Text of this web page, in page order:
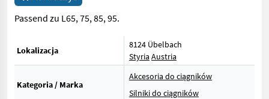
Passend zu L65, 75, 85, 95.
Lokalizacja
8124 Übelbach
Styria Austria
Kategoria / Marka
Akcesoria do ciągników
Silniki do ciągników